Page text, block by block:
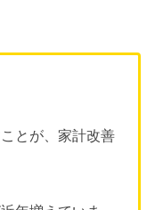
とが、家計改善